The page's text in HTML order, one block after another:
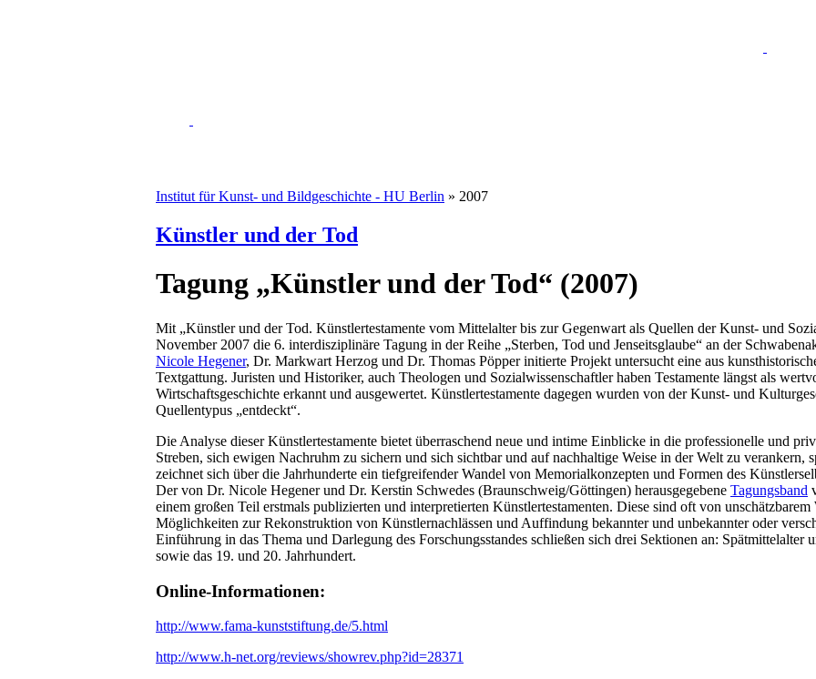
Institut für Kunst- und Bildgeschichte - HU Berlin » 2007
Künstler und der Tod
Tagung „Künstler und der Tod“ (2007)
Mit „Künstler und der Tod. Künstlertestamente vom Mittelalter bis zur Gegenwart als Quellen der Kunst- und
November 2007 die 6. interdisziplinäre Tagung in der Reihe „Sterben, Tod und Jenseitsglaube“ an der
Nicole Hegener, Dr. Markwart Herzog und Dr. Thomas Pöpper initierte Projekt untersucht eine aus
Textgattung. Juristen und Historiker, auch Theologen und Sozialwissenschaftler haben Testamente längst als
Wirtschaftsgeschichte erkannt und ausgewertet. Künstlertestamente dagegen wurden von der Kunst- und
Quellentypus „entdeckt“.
Die Analyse dieser Künstlertestamente bietet überraschend neue und intime Einblicke in die professionelle und
Streben, sich ewigen Nachruhm zu sichern und sich sichtbar und auf nachhaltige Weise in der Welt zu verankern,
zeichnet sich über die Jahrhunderte ein tiefgreifender Wandel von Memorialkonzepten und Formen des
Der von Dr. Nicole Hegener und Dr. Kerstin Schwedes (Braunschweig/Göttingen) herausgegebene Tagungsband
einem großen Teil erstmals publizierten und interpretierten Künstlertestamenten. Diese sind oft von
Möglichkeiten zur Rekonstruktion von Künstlernachlässen und Auffindung bekannter und unbekannter oder
Einführung in das Thema und Darlegung des Forschungsstandes schließen sich drei Sektionen an: Spätmittelalter
sowie das 19. und 20. Jahrhundert.
Online-Informationen:
http://www.fama-kunststiftung.de/5.html
http://www.h-net.org/reviews/showrev.php?id=28371